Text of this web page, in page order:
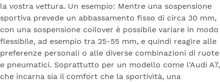
la vostra vettura. Un esempio: Mentre una sospensione
sportiva prevede un abbassamento fisso di circa 30 mm,
con una sospensione coilover è possibile variare in modo
flessibile, ad esempio tra 25-55 mm, e quindi reagire alle
preferenze personali o alle diverse combinazioni di ruote
e pneumatici. Soprattutto per un modello come l'Audi A7,
che incarna sia il comfort che la sportività, una